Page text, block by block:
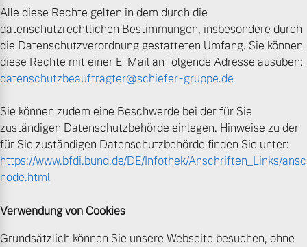
Alle diese Rechte gelten in dem durch die
datenschutzrechtlichen Bestimmungen, insbesondere durch
die Datenschutzverordnung gestatteten Umfang. Sie können
diese Rechte mit einer E-Mail an folgende Adresse ausüben:
datenschutzbeauftragter@schiefer-gruppe.de
Sie können zudem eine Beschwerde bei der für Sie
zuständigen Datenschutzbehörde einlegen. Hinweise zu der
für Sie zuständigen Datenschutzbehörde finden Sie unter:
https://www.bfdi.bund.de/DE/Infothek/Anschriften_Links/
node.html
Verwendung von Cookies
Grundsätzlich können Sie unsere Webseite besuchen, ohne